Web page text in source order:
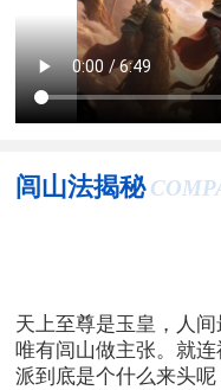
闾山法揭秘
天上至尊是玉皇，人
唯有闾山做主张。就
派到底是个什么来头